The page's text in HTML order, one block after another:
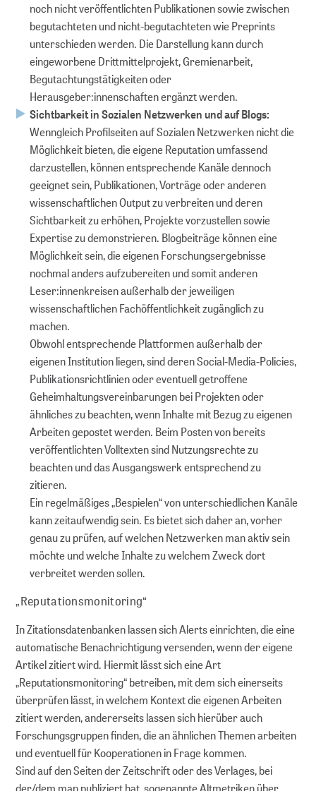
noch nicht veröffentlichten Publikationen sowie zwischen
begutachteten und nicht-begutachteten wie Preprints
unterschieden werden. Die Darstellung kann durch
eingeworbene Drittmittelprojekt, Gremienarbeit,
Begutachtungstätigkeiten oder
Herausgeber:innenschaften ergänzt werden.
Sichtbarkeit in Sozialen Netzwerken und auf Blogs:
Wenngleich Profilseiten auf Sozialen Netzwerken nicht die
Möglichkeit bieten, die eigene Reputation umfassend
darzustellen, können entsprechende Kanäle dennoch
geeignet sein, Publikationen, Vorträge oder anderen
wissenschaftlichen Output zu verbreiten und deren
Sichtbarkeit zu erhöhen, Projekte vorzustellen sowie
Expertise zu demonstrieren. Blogbeiträge können eine
Möglichkeit sein, die eigenen Forschungsergebnisse
nochmal anders aufzubereiten und somit anderen
Leser:innenkreisen außerhalb der jeweiligen
wissenschaftlichen Fachöffentlichkeit zugänglich zu
machen.
Obwohl entsprechende Plattformen außerhalb der
eigenen Institution liegen, sind deren Social-Media-Policies,
Publikationsrichtlinien oder eventuell getroffene
Geheimhaltungsvereinbarungen bei Projekten oder
ähnliches zu beachten, wenn Inhalte mit Bezug zu eigenen
Arbeiten gepostet werden. Beim Posten von bereits
veröffentlichten Volltexten sind Nutzungsrechte zu
beachten und das Ausgangswerk entsprechend zu
zitieren.
Ein regelmäßiges „Bespielen“ von unterschiedlichen Kanäle
kann zeitaufwendig sein. Es bietet sich daher an, vorher
genau zu prüfen, auf welchen Netzwerken man aktiv sein
möchte und welche Inhalte zu welchem Zweck dort
verbreitet werden sollen.
„Reputationsmonitoring“
In Zitationsdatenbanken lassen sich Alerts einrichten, die eine
automatische Benachrichtigung versenden, wenn der eigene
Artikel zitiert wird. Hiermit lässt sich eine Art
„Reputationsmonitoring“ betreiben, mit dem sich einerseits
überprüfen lässt, in welchem Kontext die eigenen Arbeiten
zitiert werden, andererseits lassen sich hierüber auch
Forschungsgruppen finden, die an ähnlichen Themen arbeiten
und eventuell für Kooperationen in Frage kommen.
Sind auf den Seiten der Zeitschrift oder des Verlages, bei
der/dem man publiziert hat, sogenannte Altmetriken über